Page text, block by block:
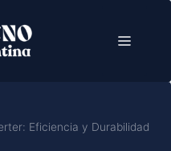
Menú
Eficiencia y Durabilidad